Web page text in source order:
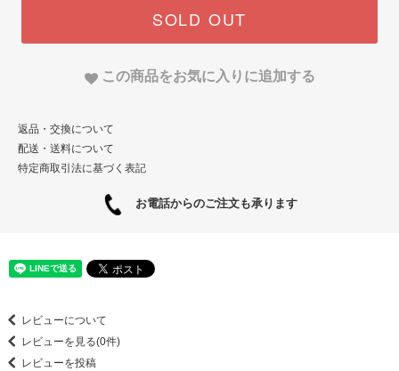
SOLD OUT
この商品をお気に入りに追加する
返品・交換について
配送・送料について
特定商取引法に基づく表記
お電話からのご注文も承ります
レビューについて
レビューを見る(0件)
レビューを投稿